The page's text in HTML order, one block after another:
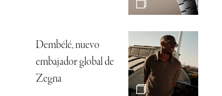
Dembélé, nuevo
embajador global de
Zegna